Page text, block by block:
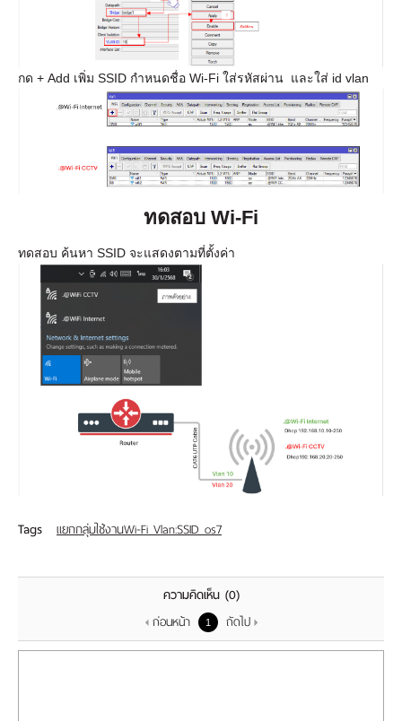
กด + Add เพิ่ม SSID กำหนดชื่อ Wi-Fi ใส่รหัสผ่าน และใส่ id vlan
ทดสอบ Wi-Fi
ทดสอบ ค้นหา SSID จะแสดงตามที่ตั้งค่า
Tags แยกกลุ่มใช้งานWi-Fi Vlan:SSID os7
ความคิดเห็น (0)
ก่อนหน้า
1 ถัดไป